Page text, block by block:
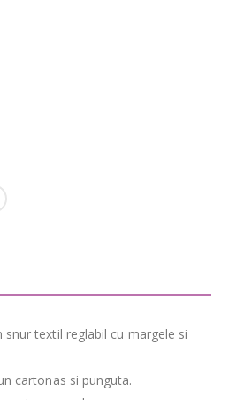
textil reglabil cu margele si
cartonas si punguta.